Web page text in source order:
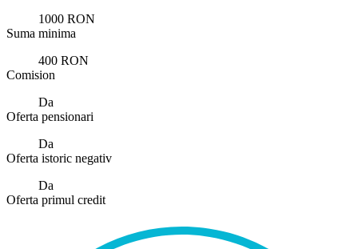
1000 RON
Suma minima
400 RON
Comision
Da
Oferta pensionari
Da
Oferta istoric negativ
Da
Oferta primul credit